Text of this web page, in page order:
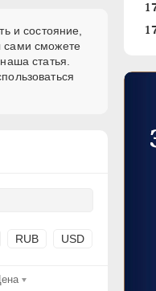
и состояние,
сами сможете
статья.
RUB USD